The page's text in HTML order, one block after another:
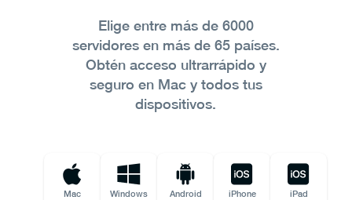
Elige entre más de 6000
servidores en más de 65 países.
Obtén acceso ultrarrápido y
seguro en Mac y todos tus
dispositivos.
Mac Windows Android iPhone iPad